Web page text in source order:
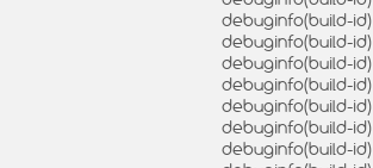
debuginfo(build-id)
debuginfo(build-id)
debuginfo(build-
debuginfo(build-id)
debuginfo(build-id)
debuginfo(build-id)
debuginfo(build-id)